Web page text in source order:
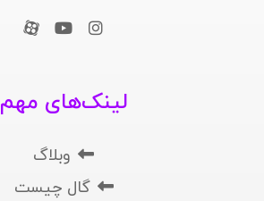
لینک‌های مهم
وبلاگ
گال چیست